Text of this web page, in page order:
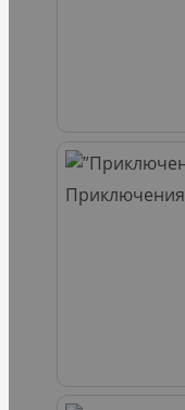
Приключения